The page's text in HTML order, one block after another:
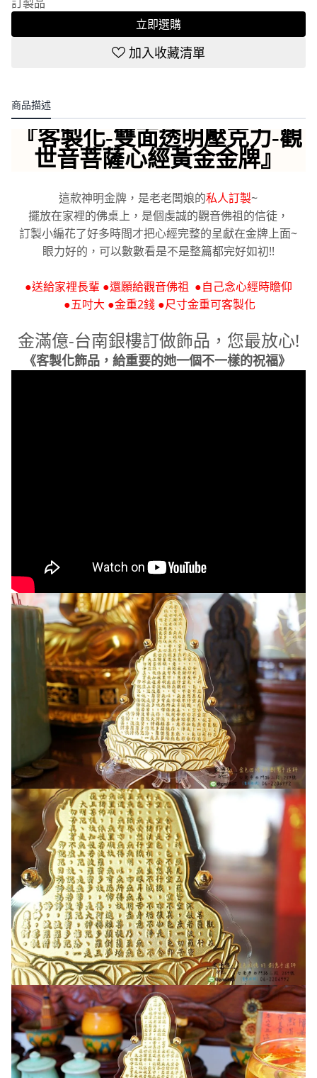
立即選購
加入收藏清單
商品描述
『客製化-雙面透明壓克力-觀
世音菩薩心經黃金金牌』
這款神明金牌，是老老闆娘的私人訂製~
擺放在家裡的佛桌上，是個虔誠的觀音佛祖的信徒，
訂製小編花了好多時間才把心經完整的呈獻在金牌上面~
眼力好的，可以數數看是不是整篇都完好如初!!
●送給家裡長輩 ●還願給觀音佛祖 ●自己念心經時瞻仰
●五吋大 ●金重2錢 ●尺寸金重可客製化
金滿億-台南銀樓訂做飾品，您最放心!
《客製化飾品，給重要的她一個不一樣的祝福》